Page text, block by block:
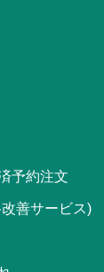
予約注文
善サービス)